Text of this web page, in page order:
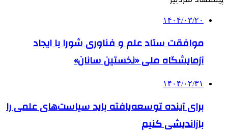
۱۴۰۴/۰۳/۲۰
موافقت ستاد علم و فناوری شورا با ایجاد
آزمایشگاه ملی «نخستین سانان»
۱۴۰۴/۰۲/۳۱
برای آینده توسعه‌یافته باید سیاست‌های علمی را
بازاندیشی کنیم